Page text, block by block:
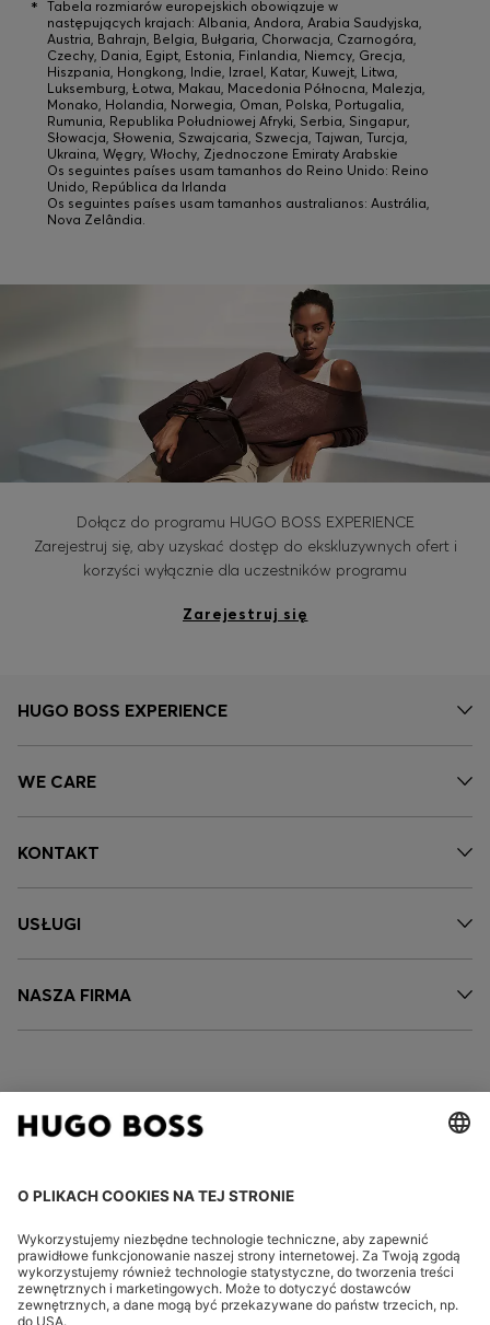
Kontakt i Obsługa klienta
Wyszukiwarka sklepów
Język (PL zł)
* Tabela rozmiarów europejskich obowiązuje w
następujących krajach: Albania, Andora, Arabia Saudyjska,
Austria, Bahrajn, Belgia, Bułgaria, Chorwacja, Czarnogóra,
Czechy, Dania, Egipt, Estonia, Finlandia, Niemcy, Grecja,
Hiszpania, Hongkong, Indie, Izrael, Katar, Kuwejt, Litwa,
Luksemburg, Łotwa, Makau, Macedonia Północna, Malezja,
Monako, Holandia, Norwegia, Oman, Polska, Portugalia,
Rumunia, Republika Południowej Afryki, Serbia, Singapur,
Słowacja, Słowenia, Szwajcaria, Szwecja, Tajwan, Turcja,
Ukraina, Węgry, Włochy, Zjednoczone Emiraty Arabskie
Os seguintes países usam tamanhos do Reino Unido: Reino
Unido, República da Irlanda
Os seguintes países usam tamanhos australianos: Austrália,
Nova Zelândia.
Dołącz do programu HUGO BOSS EXPERIENCE
Zarejestruj się, aby uzyskać dostęp do ekskluzywnych ofert i
korzyści wyłącznie dla uczestników programu
Zarejestruj się
HUGO BOSS EXPERIENCE
WE CARE
KONTAKT
USŁUGI
NASZA FIRMA
FOLLOW US
CHANGE COUNTRY: